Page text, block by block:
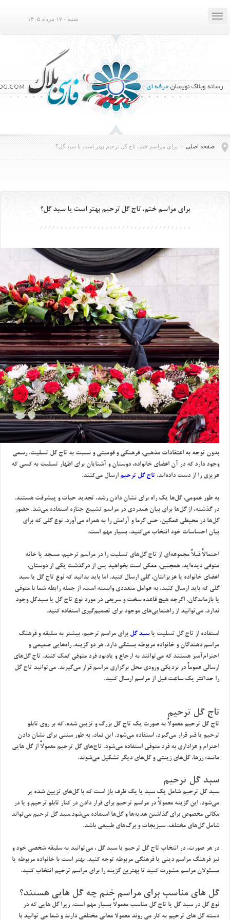
 شنبه - ۱۷ مرداد ۱۴۰۵
صفحه اصلی > براي مراسم ختم، تاج گل ترحيم بهتر است يا سبد گل؟
براي مراسم ختم، تاج گل ترحيم بهتر است يا سبد گل؟
بدون توجه به اعتقادات مذهبي، فرهنگي و قوميتي و نسبت به تاج گل تسليت، رسمي
وجود دارد كه در آن اعضاي خانواده، دوستان و آشنايان براي اظهار تسليت به كسي كه
عزيزي را از دست داده‌اند، تاج گل ترحيم ارسال مي‌كنند.
به طور عمومي، گل‌ها يك راه براي نشان دادن رشد، تجديد حيات و پيشرفت هستند.
در گذشته، از گل‌ها براي بيان همدردي در مراسم تشييع جنازه استفاده مي‌شد. حضور
گل‌ها در محيطي غمگين، حس گرما و آرامش را به همراه مي‌آورد. نوع گلي كه براي
بيان احساسات خود انتخاب مي‌كنيد، بسيار مهم است.
احتمالاً قبلاً مجموعه‌اي از تاج گل‌هاي تسليت را در مراسم ترحيم، مسجد يا خانه
متوفي ديده‌ايد. همچنين، ممكن است بخواهيد پس از درگذشت يكي از دوستان،
اعضاي خانواده يا عزيزانتان، گلي ارسال كنيد. اما بايد بدانيد كه نوع تاج گل يا سبد
گلي كه بايد ارسال كنيد، به عوامل متعددي وابسته است، از جمله رابطه شما با متوفي
يا بازماندگان. اگرچه هيچ قاعده سخت و سريعي در مورد نوع تاج گل يا سبدگل وجود
ندارد، مي‌توانيد از راهنمايي‌هاي موجود براي تصميم‌گيري استفاده كنيد.
استفاده از تاج گل تسليت ياسبد گل براي مراسم ترحيم، بيشتر به سليقه و فرهنگ
مراسم دهندگان و خانواده مربوطه بستگي دارد. هر دو گزينه، راه‌هايي صميمي و
احترام‌آميز هستند كه مي‌توانند به ارجاع و يادبود فرد متوفي كمك كنند. تاج گل‌هاي
ارسالي عموماً در نزديكي ورودي محل برگزاري مراسم قرار مي‌گيرند. مي‌توانيد تاج گل
را حداكثر يك ساعت قبل از مراسم ارسال كنيد.
تاج گل ترحيم
تاج گل ترحيم معمولاً به صورت يك تاج گل بزرگ و تزيين شده، كه بر روي تابلو
ترحيم يا قبر قرار مي‌گيرد، استفاده مي‌شود. اين نماد، به طور سنتي براي نشان دادن
احترام و عزاداري به فرد متوفي استفاده مي‌شود. تاج‌هاي گل ترحيم معمولاً از گل هايي
مانند: رزها، گل‌هاي زينتي و گل‌هاي ديگر تشكيل مي‌شوند.
سبد گل ترحيم
سبد گل ترحيم شامل يك سبد يا يك ظرف باز است كه با گل‌هاي تزيين شده پر
مي‌شود. اين گزينه معمولاً در مراسم ترحيم براي قرار دادن در كنار تابلو ترحيم و يا در
مكاني مخصوص براي گذاشتن هديه‌ها و گل‌ها استفاده مي‌شود.سبد گل ترحيم مي‌تواند
شامل گل‌هاي مختلف، سبزيجات و برگ‌هاي طبيعي باشد.
در هر صورت، در انتخاب تاج گل ترحيم يا سبد گل ، مي‌توانيد به سليقه شخصي خود و
نيز فرهنگ مراسم ديني يا فرهنگي مربوطه توجه كنيد. بهتر است با خانواده مربوطه يا
مسئولان مراسم مشورت كنيد تا بهترين گزينه را براي مراسم ترحيم انتخاب كنيد.
گل هاي مناسب براي مراسم ختم چه گل هايي هستند؟
نوع گل در سبد گل يا تاج گل مناسب معمولاً بسيار مهم است. زيرا گل هايي كه در
دسته گل هاي ترحيم به كار مي روند معمولا معاني مختلفي دارند و شما مي توانيد با